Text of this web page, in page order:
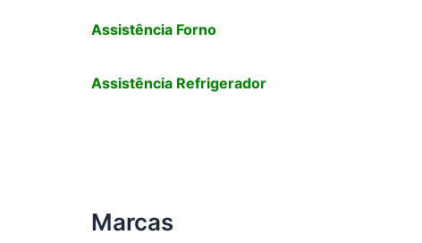
Assistência Forno
Assistência Refrigerador
Marcas